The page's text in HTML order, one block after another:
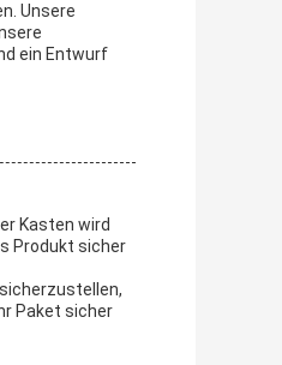
Unsere
ein Entwurf
Kasten wird
Produkt sicher
Paket sicher